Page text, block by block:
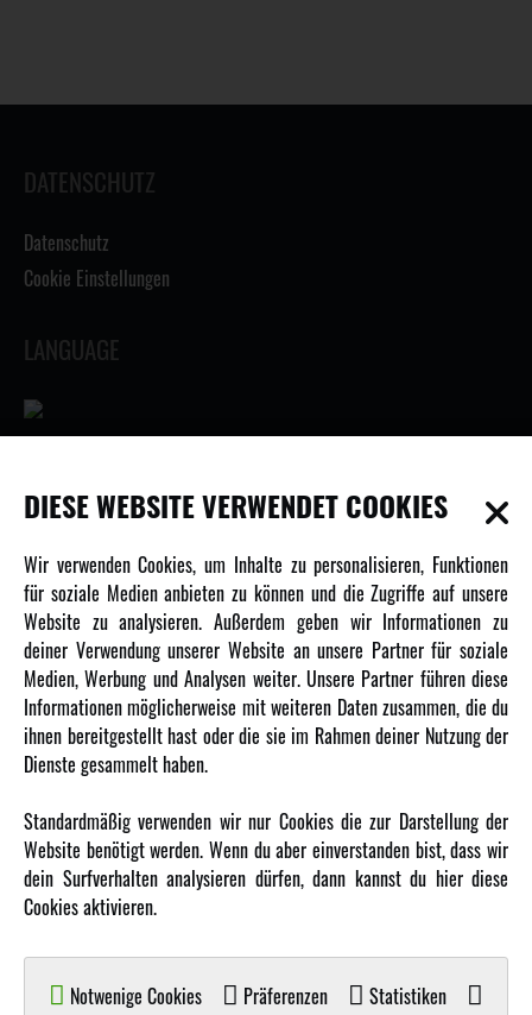
DATENSCHUTZ
Datenschutz
Cookie Einstellungen
LANGUAGE
INFORMATIONEN
Newsletter
Über uns
Karriere
Amewi Kataloge
MEHR VON AMEWI
Amewi Construction - Nutzfahrzeuge
Malinos - Die kreative Seite von Amewi
Werden Sie Amewi Händler
DIESE WEBSITE VERWENDET COOKIES
Wir verwenden Cookies, um Inhalte zu personalisieren, Funktionen
für soziale Medien anbieten zu können und die Zugriffe auf unsere
Website zu analysieren. Außerdem geben wir Informationen zu
deiner Verwendung unserer Website an unsere Partner für soziale
Medien, Werbung und Analysen weiter. Unsere Partner führen diese
Informationen möglicherweise mit weiteren Daten zusammen, die du
ihnen bereitgestellt hast oder die sie im Rahmen deiner Nutzung der
Dienste gesammelt haben.
Standardmäßig verwenden wir nur Cookies die zur Darstellung der
Website benötigt werden. Wenn du aber einverstanden bist, dass wir
dein Surfverhalten analysieren dürfen, dann kannst du hier diese
Cookies aktivieren.
Notwenige Cookies Präferenzen
Statistiken